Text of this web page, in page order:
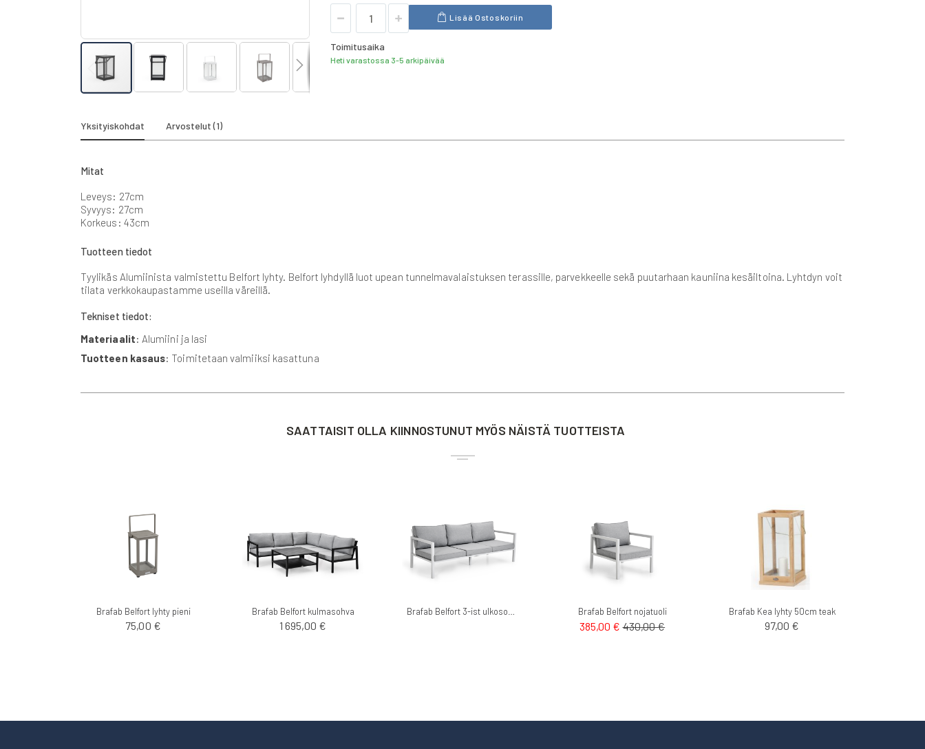
the
beginning
images
Lisää Ostoskoriin
Toimitusaika
Heti varastossa 3-5 arkipäivää
Yksityiskohdat
Mitat
Leveys: 27cm
Syvyys: 27cm
Korkeus: 43cm
Tuotteen tiedot
Tyylikäs Alumiinista valmistettu Belfort lyhty. Belfort lyhdyllä luot upean tunnelmavalaistuksen terassille, parvekkeelle sekä puutarhaan kauniina kesäiltoina. Lyhtdyn voit
tilata verkkokaupastamme useilla väreillä.
Tekniset tiedot:
Materiaalit: Alumiini ja lasi
Tuotteen kasaus: Toimitetaan valmiiksi kasattuna
Arvostelut 1
SAATTAISIT OLLA KIINNOSTUNUT MYÖS NÄISTÄ TUOTTEISTA
Brafab Belfort lyhty pieni
75,00 €
Brafab Belfort kulmasohva
1 695,00 €
Brafab Belfort nojatuoli
385,00 € 430,00 €
Brafab Kea lyhty 50cm teak
97,00 €